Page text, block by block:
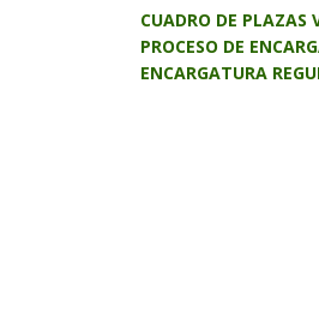
CUADRO DE PLAZAS
PROCESO DE
ENCARGATURA